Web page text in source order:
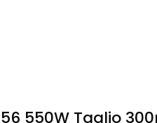
550W Taglio